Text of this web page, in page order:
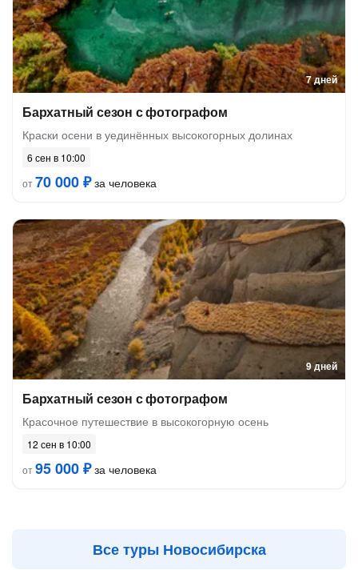
7 дней
Бархатный сезон с фотографом
Краски осени в уединённых высокогорных долинах
6 сен в 10:00
от70 000 ₽за человека
9 дней
Бархатный сезон с фотографом
Красочное путешествие в высокогорную осень
12 сен в 10:00
от95 000 ₽за человека
Все туры Новосибирска